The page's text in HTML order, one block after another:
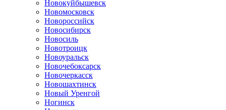
Новокуйбышевск
Новомосковск
Новороссийск
Новосибирск
Новосиль
Новотроицк
Новоуральск
Новочебоксарск
Новочеркасск
Новошахтинск
Новый Уренгой
Ногинск